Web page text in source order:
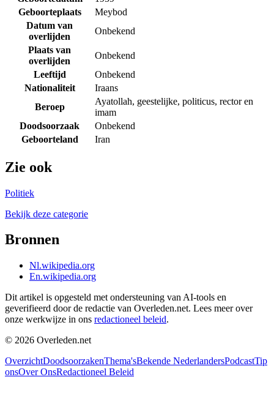
Geboorteplaats
Meybod
Datum van
overlijden
Onbekend
Plaats van
overlijden
Onbekend
Leeftijd
Onbekend
Nationaliteit
Iraans
Beroep
Ayatollah, geestelijke, politicus, rector en
imam
Doodsoorzaak
Onbekend
Geboorteland
Iran
Zie ook
Politiek
Bekijk deze categorie
Bronnen
Nl.wikipedia.org
En.wikipedia.org
Dit artikel is opgesteld met ondersteuning van AI-tools en
geverifieerd door de redactie van Overleden.net. Lees meer over
onze werkwijze in ons redactioneel beleid.
© 2026 Overleden.net
OverzichtDoodsoorzakenThema'sBekende NederlandersPodcastTip
onsOver OnsRedactioneel Beleid